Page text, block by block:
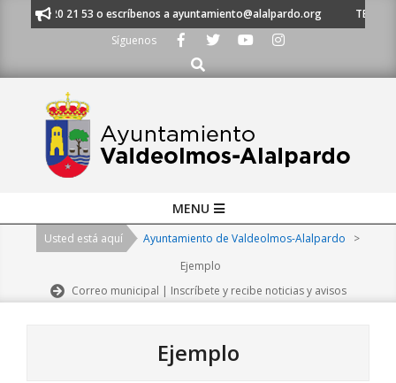
al 91 620 21 53 o escríbenos a ayuntamiento@alalpardo.org
TE
Síguenos
Buscar
Navigation
MENU
Usted está aquí Ayuntamiento de Valdeolmos-Alalpardo
>
Ejemplo
Correo municipal | Inscríbete y recibe noticias y avisos
Ejemplo